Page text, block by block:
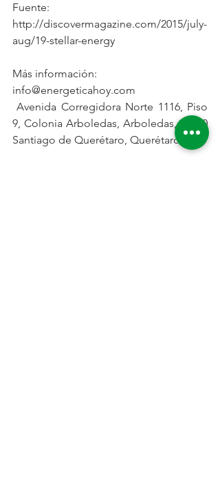
Fuente:
http://discovermagazine.com/2015/july-
aug/19-stellar-energy
Más información:
info@energeticahoy.com
Avenida Corregidora Norte 1116, Piso
9, Colonia Arboledas, Arboledas, 76140
Santiago de Querétaro, Querétaro